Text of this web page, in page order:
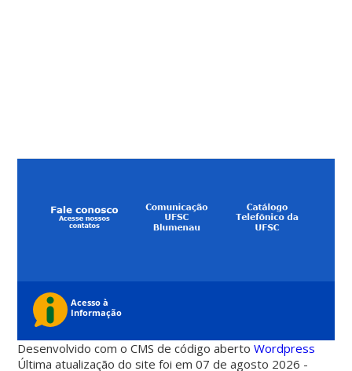
Desenvolvido com o CMS de código abertoWordpress
Última atualização do site foi em 07 de agosto 2026 -